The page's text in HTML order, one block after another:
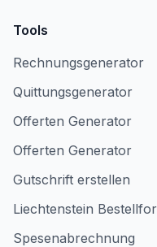
Tools
Rechnungsgenerator
Quittungsgenerator
Offerten Generator
Offerten Generator
Gutschrift erstellen
Liechtenstein
Spesenabrechnung